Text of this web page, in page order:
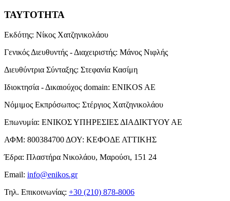
ΤΑΥΤΟΤΗΤΑ
Εκδότης: Νίκος Χατζηνικολάου
Γενικός Διευθυντής - Διαχειριστής: Μάνος Νιφλής
Διευθύντρια Σύνταξης: Στεφανία Κασίμη
Ιδιοκτησία - Δικαιούχος domain: ENIKOS AE
Νόμιμος Εκπρόσωπος: Στέργιος Χατζηνικολάου
Επωνυμία: ΕΝΙΚΟΣ ΥΠΗΡΕΣΙΕΣ ΔΙΑΔΙΚΤΥΟΥ ΑΕ
ΑΦΜ: 800384700 ΔΟΥ: ΚΕΦΟΔΕ ΑΤΤΙΚΗΣ
Έδρα: Πλαστήρα Νικολάου, Μαρούσι, 151 24
Email: info@enikos.gr
Τηλ. Επικοινωνίας: +30 (210) 878-8006